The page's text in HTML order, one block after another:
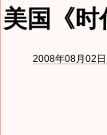
美国《时
2008年08月02